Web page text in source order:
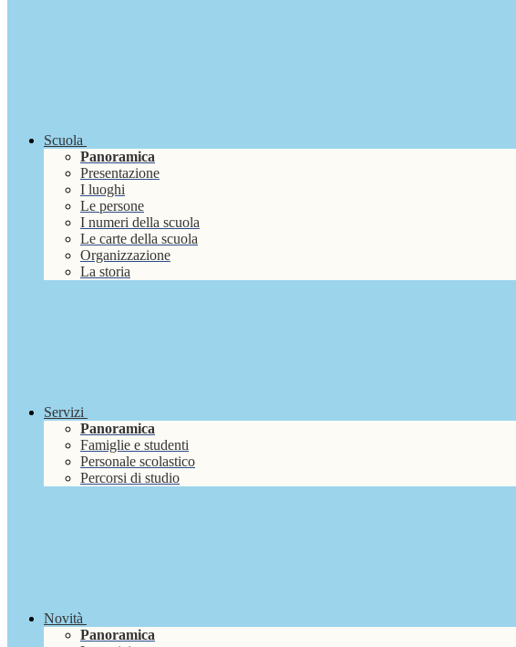
Scuola
Panoramica
Presentazione
I luoghi
Le persone
I numeri della scuola
Le carte della scuola
Organizzazione
La storia
Servizi
Panoramica
Famiglie e studenti
Personale scolastico
Percorsi di studio
Novità
Panoramica